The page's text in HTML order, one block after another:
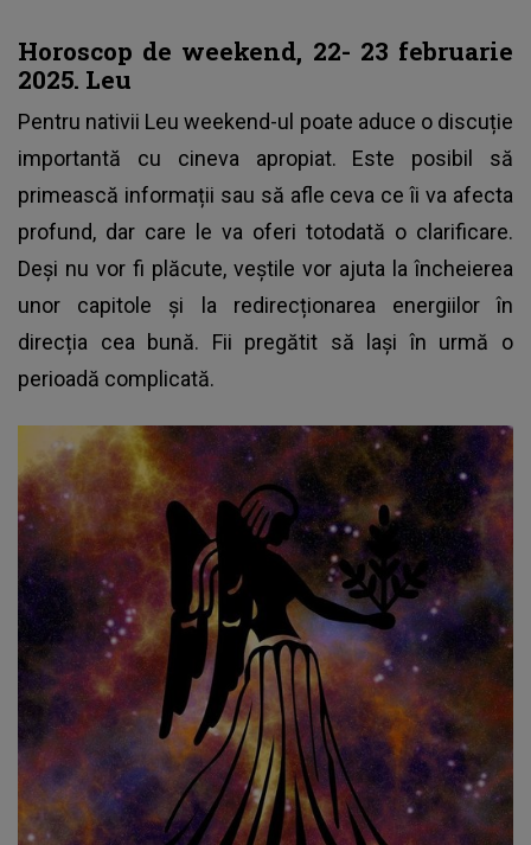
Horoscop de weekend, 22- 23 februarie
2025. Leu
Pentru nativii Leu weekend-ul poate aduce o discuție
importantă cu cineva apropiat. Este posibil să
primească informații sau să afle ceva ce îi va afecta
profund, dar care le va oferi totodată o clarificare.
Deși nu vor fi plăcute, veștile vor ajuta la încheierea
unor capitole și la redirecționarea energiilor în
direcția cea bună. Fii pregătit să lași în urmă o
perioadă complicată.